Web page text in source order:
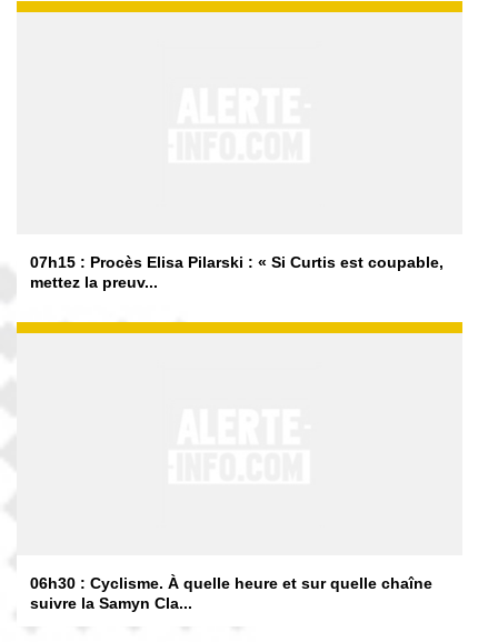
07h15 : Procès Elisa Pilarski : « Si Curtis est coupable,
mettez la preuv...
06h30 : Cyclisme. À quelle heure et sur quelle chaîne
suivre la Samyn Cla...